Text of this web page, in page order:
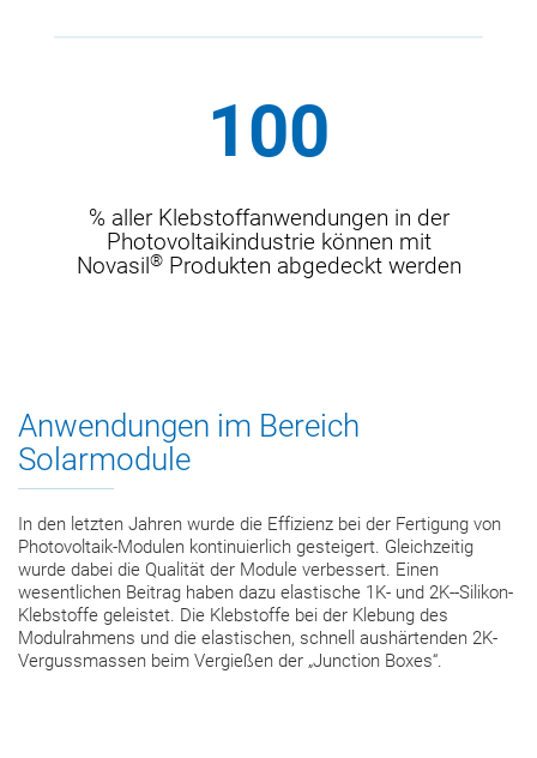
100
% aller Klebstoffanwendungen in der
Photovoltaikindustrie können mit
Novasil®Produkten abgedeckt werden
Anwendungen im Bereich
Solarmodule
In den letzten Jahren wurde die Effizienz bei der Fertigung von
Photovoltaik-Modulen kontinuierlich gesteigert. Gleichzeitig
wurde dabei die Qualität der Module verbessert. Einen
wesentlichen Beitrag haben dazu elastische 1K- und 2K--Silikon-
Klebstoffe geleistet. Die Klebstoffe bei der Klebung des
Modulrahmens und die elastischen, schnell aushärtenden 2K-
Vergussmassen beim Vergießen der „Junction Boxes“.